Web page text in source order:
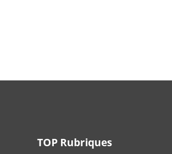
TOP Rubriques